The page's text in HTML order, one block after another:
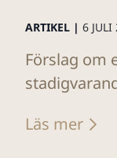
ARTIKEL | 6 JULI
Förslag om
Läs mer